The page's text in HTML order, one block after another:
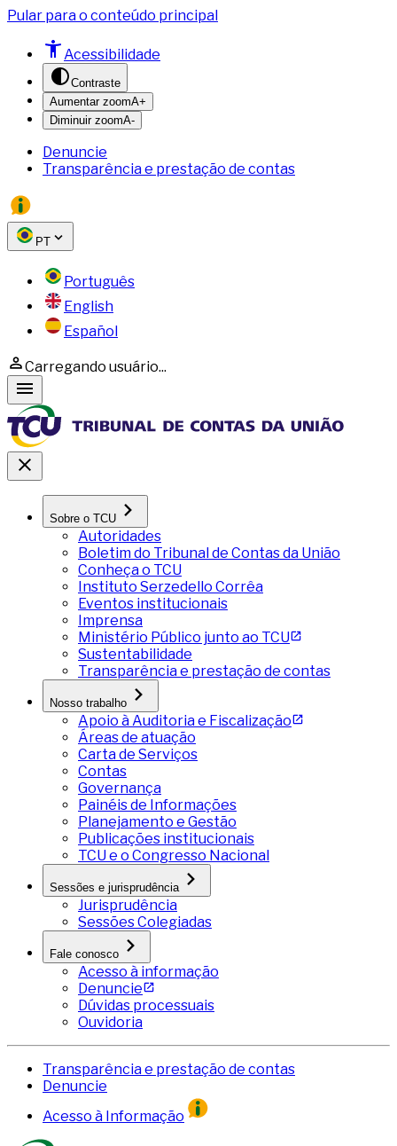
Pular para o conteúdo principal
Acessibilidade
Contraste
Aumentar zoomA+
Diminuir zoomA-
Denuncie
Transparência e prestação de contas
PT
Português
English
Español
Carregando usuário...
Sobre o TCU
Autoridades
Boletim do Tribunal de Contas da União
Conheça o TCU
Instituto Serzedello Corrêa
Eventos institucionais
Imprensa
Ministério Público junto ao TCU
Sustentabilidade
Transparência e prestação de contas
Nosso trabalho
Apoio à Auditoria e Fiscalização
Áreas de atuação
Carta de Serviços
Contas
Governança
Painéis de Informações
Planejamento e Gestão
Publicações institucionais
TCU e o Congresso Nacional
Sessões e jurisprudência
Jurisprudência
Sessões Colegiadas
Fale conosco
Acesso à informação
Denuncie
Dúvidas processuais
Ouvidoria
Transparência e prestação de contas
Denuncie
Acesso à Informação